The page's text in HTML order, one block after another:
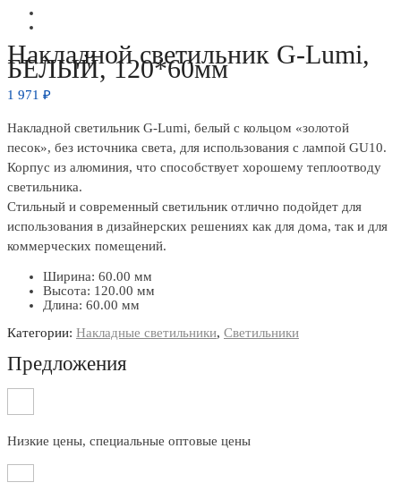
Накладной светильник G-Lumi,
БЕЛЫЙ, 120*60мм
1 971 ₽
Накладной светильник G-Lumi, белый с кольцом «золотой
песок», без источника света, для использования с лампой GU10.
Корпус из алюминия, что способствует хорошему теплоотводу
светильника.
Стильный и современный светильник отлично подойдет для
использования в дизайнерских решениях как для дома, так и для
коммерческих помещений.
Ширина: 60.00 мм
Высота: 120.00 мм
Длина: 60.00 мм
Категории: Накладные светильники, Светильники
Предложения
Низкие цены, специальные оптовые цены